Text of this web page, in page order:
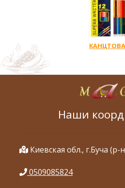
Наши
Киевская обл., г.Буча
0509085824